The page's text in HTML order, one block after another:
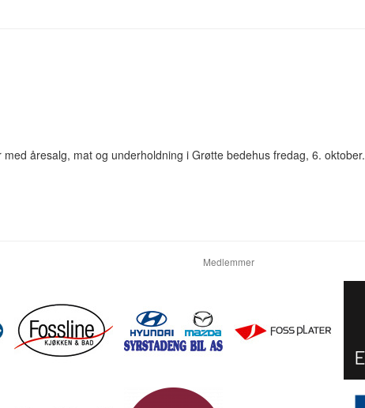
åresalg, mat og underholdning i Grøtte bedehus fredag, 6. oktober.
Medlemmer